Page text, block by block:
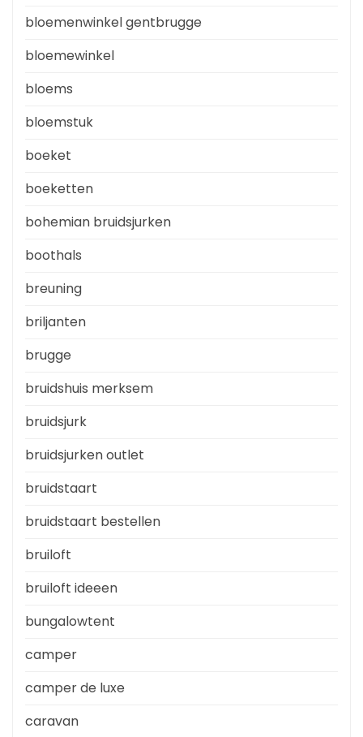
bloemenwinkel gentbrugge
bloemewinkel
bloems
bloemstuk
boeket
boeketten
bohemian bruidsjurken
boothals
breuning
briljanten
brugge
bruidshuis merksem
bruidsjurk
bruidsjurken outlet
bruidstaart
bruidstaart bestellen
bruiloft
bruiloft ideeen
bungalowtent
camper
camper de luxe
caravan